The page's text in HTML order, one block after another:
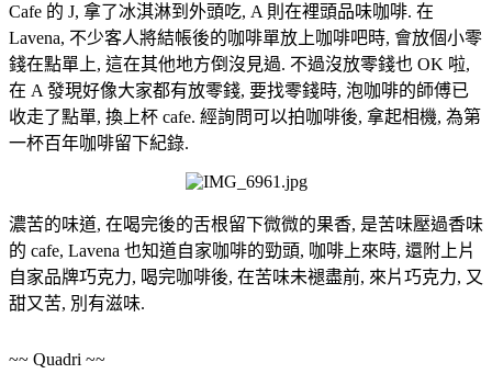
Cafe 的 J, 拿了冰淇淋到外頭吃, A 則在裡頭品味咖啡. 在
Lavena, 不少客人將結帳後的咖啡單放上咖啡吧時, 會放個小零
錢在點單上, 這在其他地方倒沒見過. 不過沒放零錢也 OK 啦,
在 A 發現好像大家都有放零錢, 要找零錢時, 泡咖啡的師傅已
收走了點單, 換上杯 cafe. 經詢問可以拍咖啡後, 拿起相機, 為第
一杯百年咖啡留下紀錄.
濃苦的味道, 在喝完後的舌根留下微微的果香, 是苦味壓過香味
的 cafe, Lavena 也知道自家咖啡的勁頭, 咖啡上來時, 還附上片
自家品牌巧克力, 喝完咖啡後, 在苦味未褪盡前, 來片巧克力, 又
甜又苦, 別有滋味.
~~ Quadri ~~